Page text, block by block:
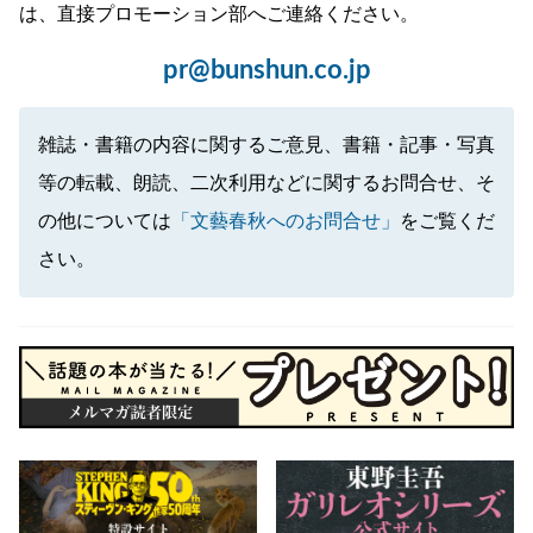
は、直接プロモーション部へご連絡ください。
pr@bunshun.co.jp
雑誌・書籍の内容に関するご意見、書籍・記事・写真
等の転載、朗読、二次利用などに関するお問合せ、そ
の他については 「文藝春秋へのお問合せ」
をご覧くだ
さい。